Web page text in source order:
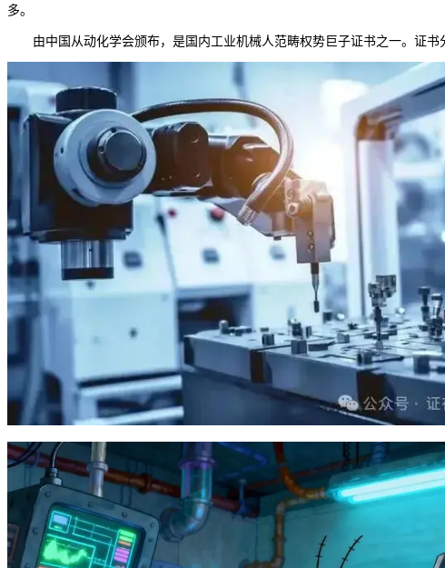
多。
由中国从动化学会颁布，是国内工业机械人范畴权势巨子证书之一。证书